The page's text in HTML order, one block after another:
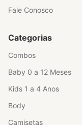
Fale Conosco
Categorias
Combos
Baby 0 a 12 Meses
Kids 1 a 4 Anos
Body
Camisetas